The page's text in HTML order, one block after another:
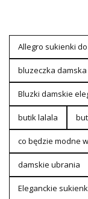
Allegro sukienki do
bluzeczka damska
Bluzki damskie
butik lalala
co będzie modne w
damskie ubrania
Eleganckie